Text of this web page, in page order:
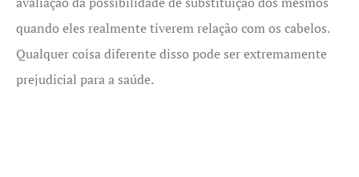
quando eles realmente tiverem relação com os cabelos.
Qualquer coisa diferente disso pode ser extremamente
prejudicial para a saúde.